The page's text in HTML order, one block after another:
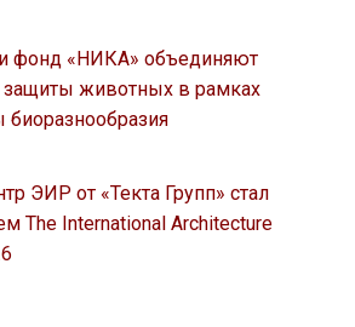
фонд «НИКА» объединяют
защиты животных в рамках
ЭИР от «Текта Групп» стал
The International Architecture